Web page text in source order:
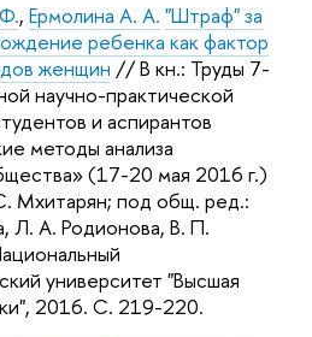
, Ермолина А. А. "Штраф" за
ребенка как фактор
женщин // В кн.: Труды 7-
научно-практической
и аспирантов
методы анализа
(17-20 мая 2016 г.)
Мхитарян; под общ. ред.:
, Л. А. Родионова, В. П.
университет "Высшая
2016. С. 219-220.